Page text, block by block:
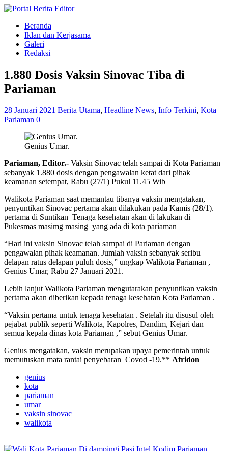
Beranda
Iklan dan Kerjasama
Galeri
Redaksi
1.880 Dosis Vaksin Sinovac Tiba di
Pariaman
28 Januari 2021 Berita Utama, Headline News, Info Terkini, Kota
Pariaman 0
Genius Umar.
Pariaman, Editor.- Vaksin Sinovac telah sampai di Kota Pariaman
sebanyak 1.880 dosis dengan pengawalan ketat dari pihak
keamanan setempat, Rabu (27/1) Pukul 11.45 Wib
Walikota Pariaman saat memantau tibanya vaksin mengatakan,
penyuntikan Sinovac pertama akan dilakukan pada Kamis (28/1).
pertama di Suntikan Tenaga kesehatan akan di lakukan di
Pukesmas masimg masing yang ada di kota pariaman
“Hari ini vaksin Sinovac telah sampai di Pariaman dengan
pengawalan pihak keamanan. Jumlah vaksin sebanyak seribu
delapan ratus delapan puluh dosis,” ungkap Walikota Pariaman ,
Genius Umar, Rabu 27 Januari 2021.
Lebih lanjut Walikota Pariaman mengutarakan penyuntikan vaksin
pertama akan diberikan kepada tenaga kesehatan Kota Pariaman .
“Vaksin pertama untuk tenaga kesehatan . Setelah itu disusul oleh
pejabat publik seperti Walikota, Kapolres, Dandim, Kejari dan
semua kepala dinas kota Pariaman ,” sebut Genius Umar.
Genius mengatakan, vaksin merupakan upaya pemerintah untuk
memutuskan mata rantai penyebaran Covod -19.** Afridon
genius
kota
pariaman
umar
vaksin sinovac
walikota